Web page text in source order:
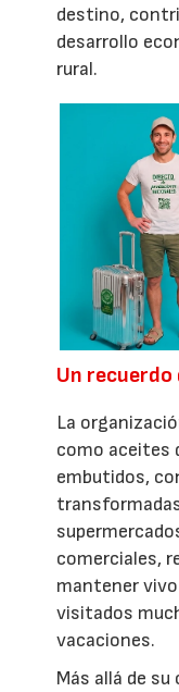
destino,
desarrollo
rural.
Un recuerdo
La
como aceites
embutidos,
comerciales,
mantener
visitados
vacaciones.
Más allá de